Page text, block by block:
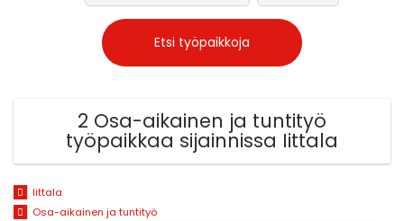
2 Osa-aikainen ja tuntityö
työpaikkaa sijainnissa Iittala
Iittala
Osa-aikainen ja tuntityö